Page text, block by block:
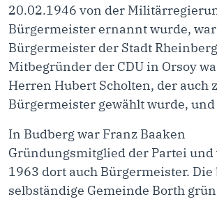
20.02.1946 von der
Bürgermeister ernannt wurde,
Bürgermeister der Stadt
Mitbegründer der CDU in Orsoy
Herren Hubert Scholten, der auch
Bürgermeister gewählt wurde,
In Budberg war Franz Baaken
Gründungsmitglied der Partei und
1963 dort auch Bürgermeister. Die
selbständige Gemeinde Borth